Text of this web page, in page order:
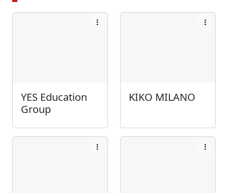
YES Education
Group
KIKO MILANO